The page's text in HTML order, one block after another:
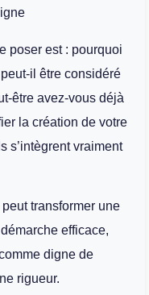
poser est : pourquoi
il être considéré
être avez-vous déjà
la création de votre
s’intègrent vraiment
transformer une
efficace,
digne de
rigueur.